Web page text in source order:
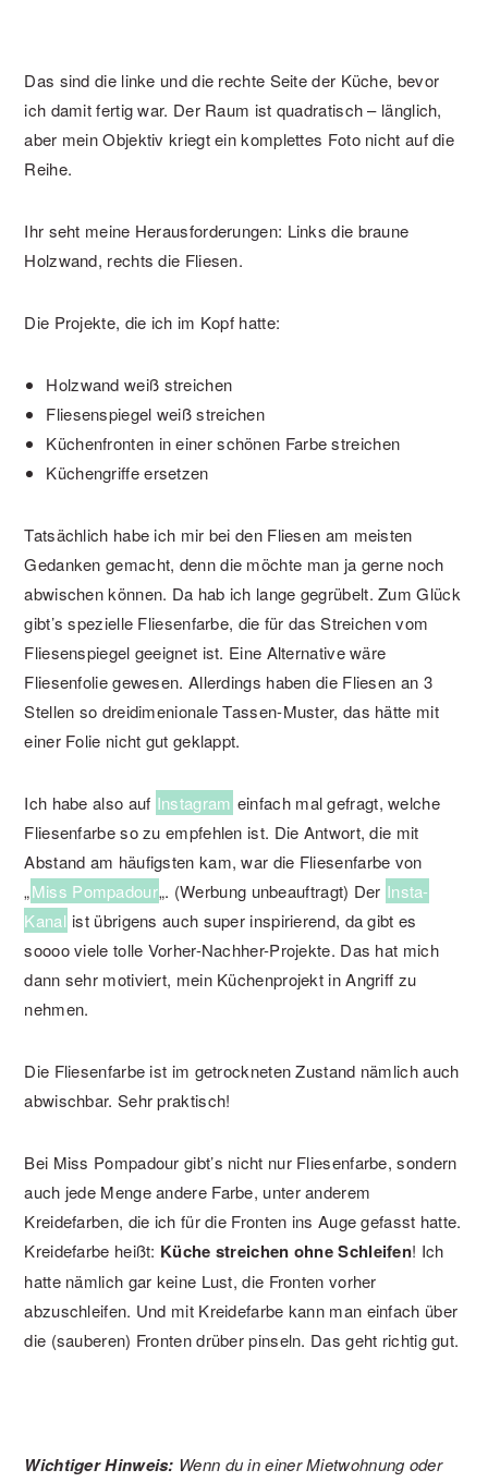
Das sind die linke und die rechte Seite der Küche, bevor
ich damit fertig war. Der Raum ist quadratisch – länglich,
aber mein Objektiv kriegt ein komplettes Foto nicht auf die
Reihe.
Ihr seht meine Herausforderungen: Links die braune
Holzwand, rechts die Fliesen.
Die Projekte, die ich im Kopf hatte:
Holzwand weiß streichen
Fliesenspiegel weiß streichen
Küchenfronten in einer schönen Farbe streichen
Küchengriffe ersetzen
Tatsächlich habe ich mir bei den Fliesen am meisten
Gedanken gemacht, denn die möchte man ja gerne noch
abwischen können. Da hab ich lange gegrübelt. Zum Glück
gibt’s spezielle Fliesenfarbe, die für das Streichen vom
Fliesenspiegel geeignet ist. Eine Alternative wäre
Fliesenfolie gewesen. Allerdings haben die Fliesen an 3
Stellen so dreidimenionale Tassen-Muster, das hätte mit
einer Folie nicht gut geklappt.
Ich habe also auf Instagram einfach mal gefragt, welche
Fliesenfarbe so zu empfehlen ist. Die Antwort, die mit
Abstand am häufigsten kam, war die Fliesenfarbe von
„Miss Pompadour„. (Werbung unbeauftragt) Der Insta-
Kanal ist übrigens auch super inspirierend, da gibt es
soooo viele tolle Vorher-Nachher-Projekte. Das hat mich
dann sehr motiviert, mein Küchenprojekt in Angriff zu
nehmen.
Die Fliesenfarbe ist im getrockneten Zustand nämlich auch
abwischbar. Sehr praktisch!
Bei Miss Pompadour gibt’s nicht nur Fliesenfarbe, sondern
auch jede Menge andere Farbe, unter anderem
Kreidefarben, die ich für die Fronten ins Auge gefasst hatte.
Kreidefarbe heißt: Küche streichen ohne Schleifen! Ich
hatte nämlich gar keine Lust, die Fronten vorher
abzuschleifen. Und mit Kreidefarbe kann man einfach über
die (sauberen) Fronten drüber pinseln. Das geht richtig gut.
Wichtiger Hinweis: Wenn du in einer Mietwohnung oder